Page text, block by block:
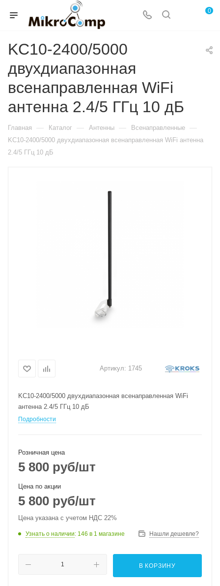
0
KC10-2400/5000
двухдиапазонная
всенаправленная WiFi
антенна 2.4/5 ГГц 10 дБ
Главная — Каталог — Антенны — Всенаправленные —
KC10-2400/5000 двухдиапазонная всенаправленная WiFi антенна
2.4/5 ГГц 10 дБ
Артикул: 1745
KC10-2400/5000 двухдиапазонная всенаправленная WiFi
антенна 2.4/5 ГГц 10 дБ
Подробности
Розничная цена
5 800 руб/шт
Цена по акции
5 800 руб/шт
Цена указана с учетом НДС 22%
Узнать о наличии: 146 в 1 магазине Нашли дешевле?
В КОРЗИНУ